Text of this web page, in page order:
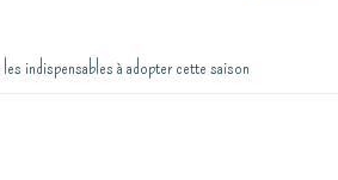
indispensables à adopter cette saison